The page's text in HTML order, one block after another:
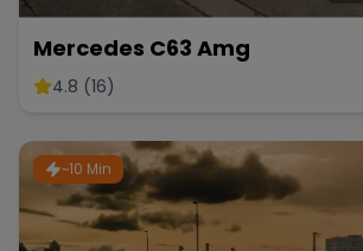
Mercedes C63 Amg
4.8 (16)
~10 Min